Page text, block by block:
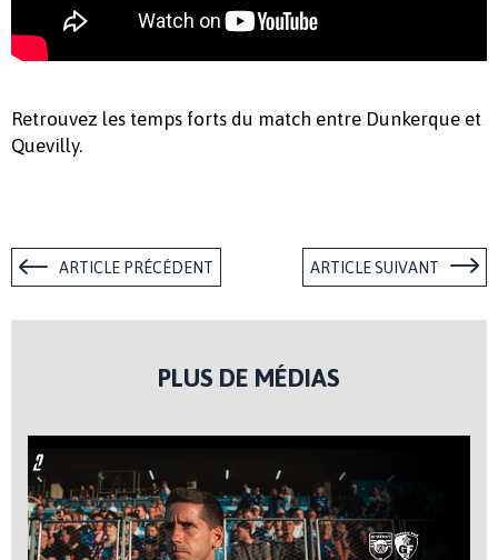
Retrouvez les temps forts du match entre Dunkerque et
Quevilly.
ARTICLE PRÉCÉDENT ARTICLE SUIVANT
PLUS DE MÉDIAS